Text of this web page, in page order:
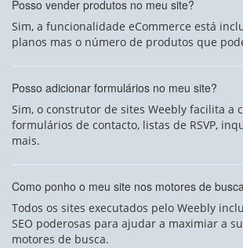
Posso vender produtos no meu site?
Sim, a funcionalidade eCommerce está
planos mas o número de produtos que
Posso adicionar formulários no meu site?
Sim, o construtor de sites Weebly facilita a
formulários de contacto, listas de RSVP,
mais.
Como ponho o meu site nos motores de
Todos os sites executados pelo Weebly
SEO poderosas para ajudar a maximiar a
motores de busca.